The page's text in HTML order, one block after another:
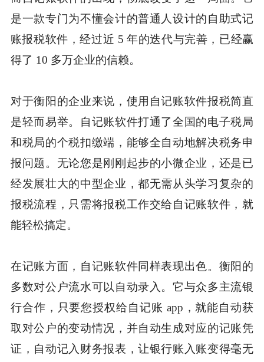
是一款专门为不懂会计的普通人设计的自助式记
账报税软件，经过近 5 年的迭代与完善，已经赢
得了 10 多万企业的信赖。
对于衡阳的企业来说，使用自记账软件报税简直
是轻而易举。自记账软件打通了全国的电子税局
和税局的个税扣缴端，能够全自动地解决税务申
报问题。无论您是刚刚起步的小微企业，还是已
经发展壮大的中型企业，都无需从头学习复杂的
报税流程，只需将报税工作交给自记账软件，就
能轻松搞定。
在记账方面，自记账软件同样表现出色。衡阳的
多数对公户流水可以自动录入。它与众多主流银
行合作，只要您授权给自记账 app，就能自动获
取对公户的变动情况，并自动生成对应的记账凭
证，自动记入财务报表，让银行账入账变得毫无